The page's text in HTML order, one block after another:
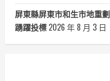
屏東縣屏東市和生市地重
踴躍投標 2026 年 8 月 3 日